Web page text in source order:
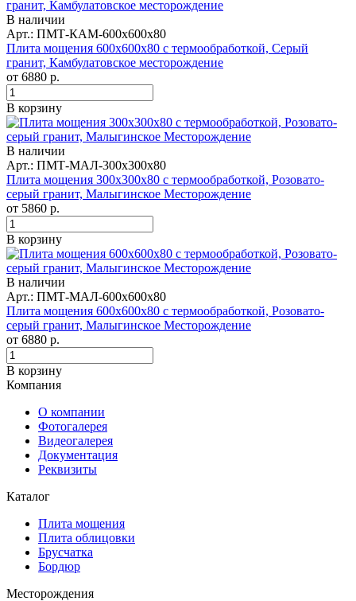
В наличии
Арт.: ПМТ-КАМ-600х600х80
Плита мощения 600x600x80 с термообработкой, Серый
гранит, Камбулатовское месторождение
от 6880 р.
В корзину
В наличии
Арт.: ПМТ-МАЛ-300x300x80
Плита мощения 300x300x80 с термообработкой, Розовато-
серый гранит, Малыгинское Месторождение
от 5860 р.
В корзину
В наличии
Арт.: ПМТ-МАЛ-600x600x80
Плита мощения 600x600x80 с термообработкой, Розовато-
серый гранит, Малыгинское Месторождение
от 6880 р.
В корзину
Компания
О компании
Фотогалерея
Видеогалерея
Документация
Реквизиты
Каталог
Плита мощения
Плита облицовки
Брусчатка
Бордюр
Месторождения